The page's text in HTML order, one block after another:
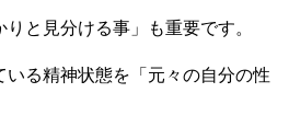
と見分ける事」も重要です。
る精神状態を「元々の自分の性